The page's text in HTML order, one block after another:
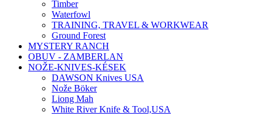
Timber
Waterfowl
TRAINING, TRAVEL & WORKWEAR
Ground Forest
MYSTERY RANCH
OBUV - ZAMBERLAN
NOŽE-KNIVES-KÉSEK
DAWSON Knives USA
Nože Böker
Liong Mah
White River Knife & Tool,USA